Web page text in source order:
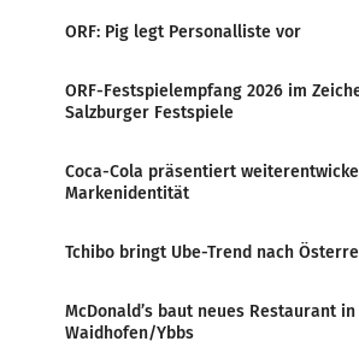
ORF: Pig legt Personalliste vor
ORF-Festspielempfang 2026 im
Salzburger Festspiele
Coca-Cola präsentiert
Markenidentität
Tchibo bringt Ube-Trend nach
McDonald’s baut neues Restaurant in
Waidhofen/Ybbs